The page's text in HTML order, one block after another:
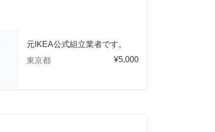
元IKEA公式組立業者です。
東京都
¥5,000